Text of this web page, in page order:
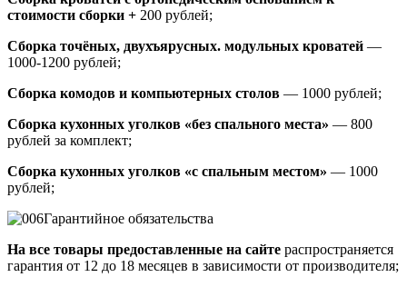
стоимости сборки + 200 рублей;
Сборка точёных, двухъярусных. модульных кроватей —
1000-1200 рублей;
Сборка комодов и компьютерных столов — 1000 рублей;
Сборка кухонных уголков «без спального места» — 800
рублей за комплект;
Сборка кухонных уголков «с спальным местом» — 1000
рублей;
Гарантийное обязательства
На все товары предоставленные на сайте распространяется
гарантия от 12 до 18 месяцев в зависимости от производителя;